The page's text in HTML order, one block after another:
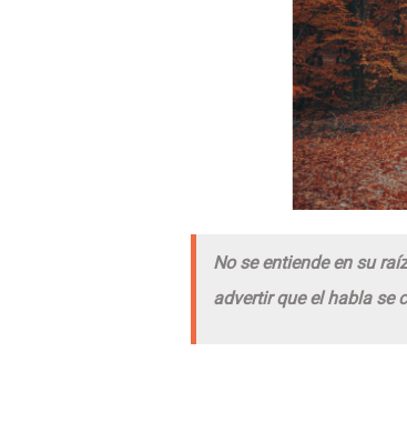
No se entiende en su
advertir que el habla se